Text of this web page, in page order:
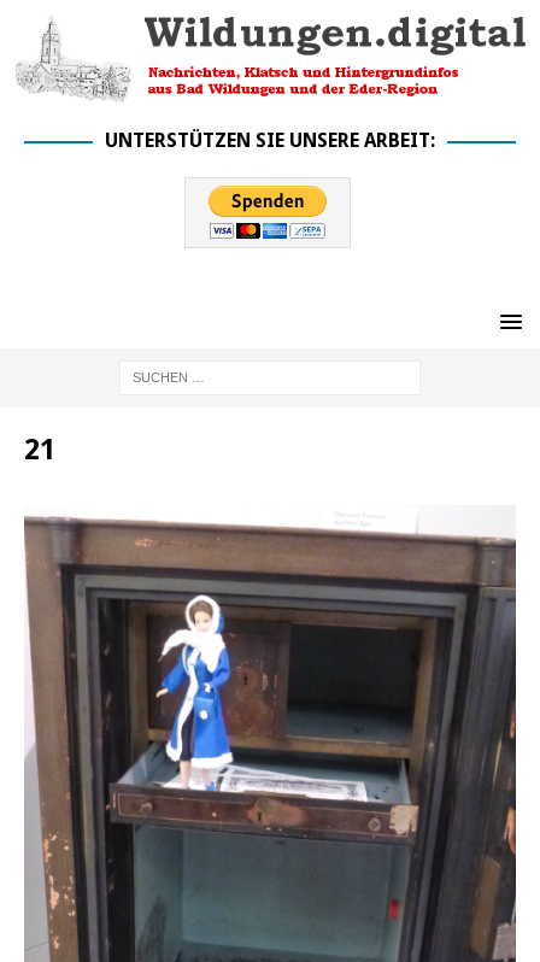
UNTERSTÜTZEN SIE UNSERE ARBEIT:
21